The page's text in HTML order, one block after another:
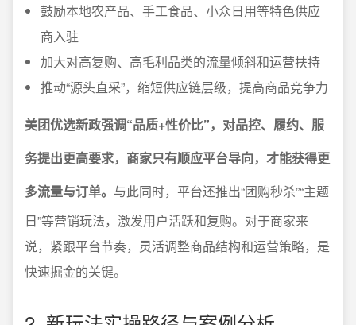
鼓励本地农产品、手工食品、小众日用等特色供应
商入驻
加大对高复购、高毛利品类的流量倾斜和运营扶持
推动“源头直采”，缩短供应链层级，提高商品竞争力
美团优选新政强调“品质+性价比”，对品控、履约、服
务提出更高要求，商家只有顺应平台导向，才能获得更
多流量与订单。 与此同时，平台还推出“团购秒杀”“主题
日”等营销玩法，激发用户活跃和复购。对于商家来
说，紧跟平台节奏，灵活调整商品结构和运营策略，是
快速掘金的关键。